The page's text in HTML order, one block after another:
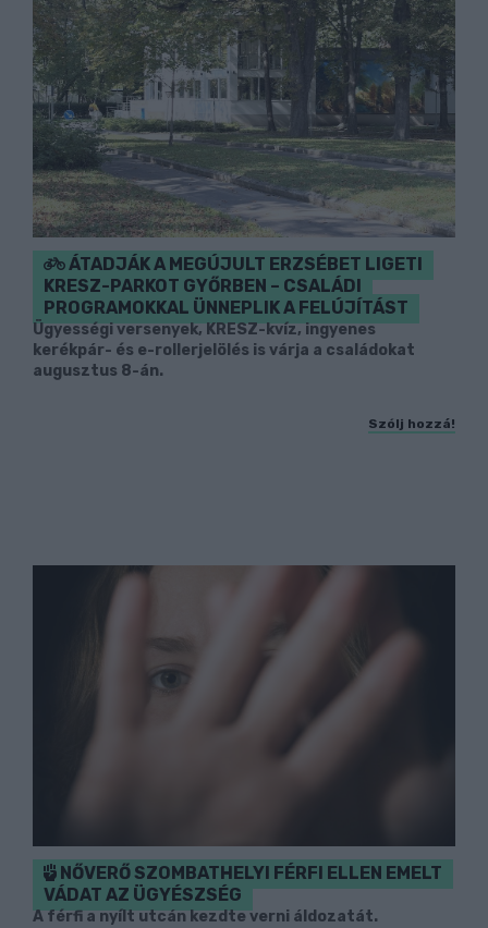
ÁTADJÁK A MEGÚJULT ERZSÉBET LIGETI
KRESZ-PARKOT GYŐRBEN – CSALÁDI
PROGRAMOKKAL ÜNNEPLIK A FELÚJÍTÁST
Ügyességi versenyek, KRESZ-kvíz, ingyenes
kerékpár- és e-rollerjelölés is várja a családokat
augusztus 8-án.
Szólj hozzá!
NŐVERŐ SZOMBATHELYI FÉRFI ELLEN EMELT
VÁDAT AZ ÜGYÉSZSÉG
A férfi a nyílt utcán kezdte verni áldozatát.